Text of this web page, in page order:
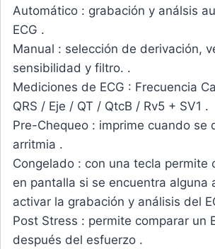
Automático : grabación y análsis
ECG .
Manual : selección de derivación,
sensibilidad y filtro. .
Mediciones de ECG : Frecuencia
QRS / Eje / QT / QtcB / Rv5 + SV1 .
Pre-Chequeo : imprime cuando se
arritmia .
Congelado : con una tecla permite
en pantalla si se encuentra alguna
activar la grabación y análisis del
Post Stress : permite comparar un
después del esfuerzo .